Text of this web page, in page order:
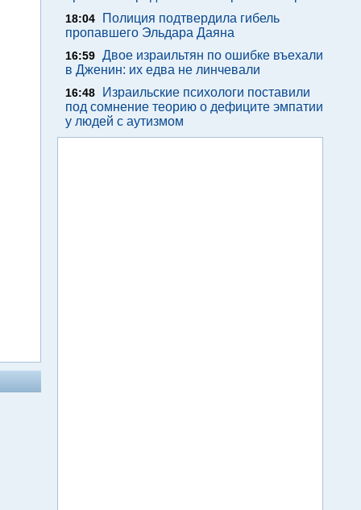
18:04
Полиция подтвердила гибель
пропавшего Эльдара Даяна
16:59 Двое израильтян по ошибке въехали
в Дженин: их едва не линчевали
16:48
Израильские психологи поставили
под сомнение теорию о дефиците эмпатии
у людей с аутизмом